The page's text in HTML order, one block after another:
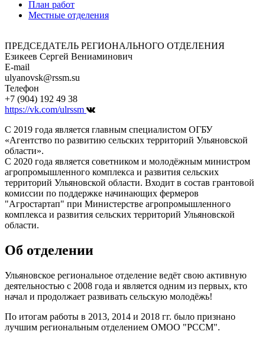
План работ
Местные отделения
ПРЕДСЕДАТЕЛЬ РЕГИОНАЛЬНОГО ОТДЕЛЕНИЯ
Езикеев Сергей Вениаминович
E-mail
ulyanovsk@rssm.su
Телефон
+7 (904) 192 49 38
https://vk.com/ulrssm
С 2019 года является главным специалистом ОГБУ
«Агентство по развитию сельских территорий Ульяновской
области».
С 2020 года является советником и молодёжным министром
агропромышленного комплекса и развития сельских
территорий Ульяновской области. Входит в состав грантовой
комиссии по поддержке начинающих фермеров
"Агростартап" при Министерстве агропромышленного
комплекса и развития сельских территорий Ульяновской
области.
Об отделении
Ульяновское региональное отделение ведёт свою активную
деятельностью с 2008 года и является одним из первых, кто
начал и продолжает развивать сельскую молодёжь!
По итогам работы в 2013, 2014 и 2018 гг. было признано
лучшим региональным отделением ОМОО "РССМ".